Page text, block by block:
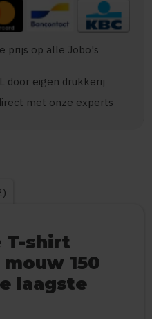
prijs op alle Jobo's
door eigen drukkerij
met onze experts
T-shirt
150
laagste